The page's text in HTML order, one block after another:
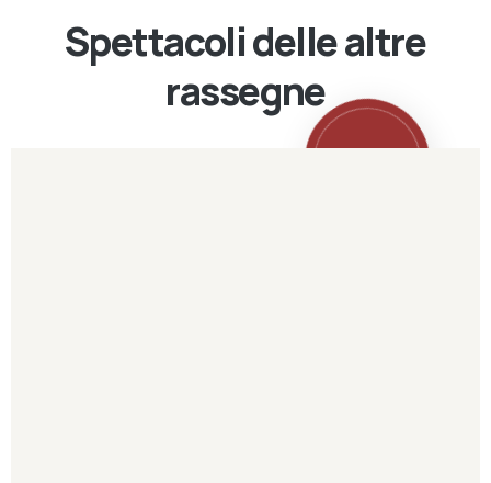
Spettacoli delle altre
rassegne